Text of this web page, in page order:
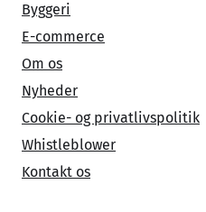
Byggeri
E-commerce
Om os
Nyheder
Cookie- og privatlivspolitik
Whistleblower
Kontakt os